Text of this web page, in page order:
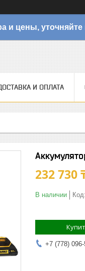
и цены, уточняйте
И ОПЛАТА
232 730
В наличии Код:
+7 (778)